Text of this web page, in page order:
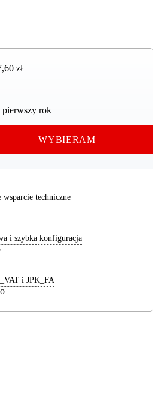
zł
pierwszy rok
WYBIERAM
wsparcie techniczne
i szybka konfiguracja
i JPK_FA